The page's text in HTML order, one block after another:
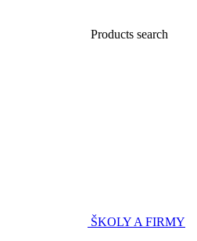
Products search
ŠKOLY A FIRMY